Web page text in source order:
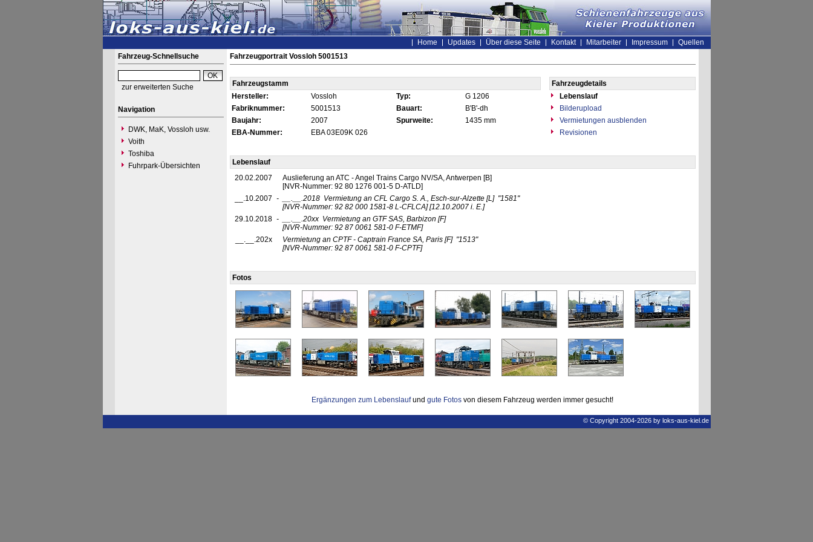
Home Updates Über diese Seite Kontakt Mitarbeiter Impressum
Quellen
Fahrzeug-Schnellsuche
zur erweiterten Suche
Navigation
DWK, MaK, Vossloh usw.
Voith
Toshiba
Fuhrpark-Übersichten
Fahrzeugportrait Vossloh 5001513
Fahrzeugstamm
Fahrzeugdetails
Hersteller:
Vossloh Typ: G 1206
Lebenslauf
Fabriknummer:
5001513 Bauart: B'B'-dh
Bilderupload
Baujahr:
2007 Spurweite: 1435 mm
Vermietungen ausblenden
EBA-Nummer:
EBA 03E09K 026 Revisionen
Lebenslauf
20.02.2007
Auslieferung an ATC - Angel Trains Cargo NV/SA, Antwerpen [B]
[NVR-Nummer: 92 80 1276 001-5 D-ATLD]
__.10.2007 - __.__.2018 Vermietung an CFL Cargo S. A., Esch-sur-Alzette [L] "1581"
[NVR-Nummer: 92 82 000 1581-8 L-CFLCA] [12.10.2007 i. E.]
29.10.2018 - __.__.20xx Vermietung an GTF SAS, Barbizon [F]
[NVR-Nummer: 92 87 0061 581-0 F-ETMF]
__.__.202x
Vermietung an CPTF - Captrain France SA, Paris [F] "1513"
[NVR-Nummer: 92 87 0061 581-0 F-CPTF]
Fotos
Ergänzungen zum Lebenslaufund gute Fotos von diesem Fahrzeug werden immer gesucht!
© Copyright 2004-2026 by loks-aus-kiel.de